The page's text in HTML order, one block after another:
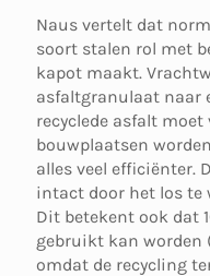
Naus vertelt dat
soort stalen rol met
kapot maakt.
asfaltgranulaat naar
recyclede asfalt
bouwplaatsen
alles veel efficiënter.
intact door het los te
Dit betekent ook dat
gebruikt kan worden
omdat de recycling